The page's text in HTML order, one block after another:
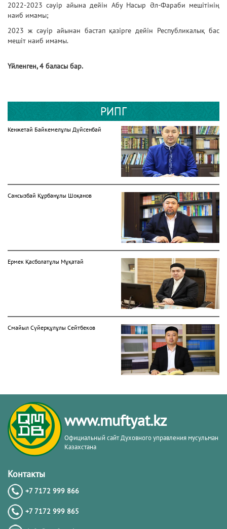
2022-2023 сәуір айына дейін Абу Насыр Әл-Фараби мешітінің
наиб имамы;
2023 ж сәуір айынан бастап қазірге дейін Республикалық бас
мешіт наиб имамы.
Үйленген, 4 баласы бар.
РИПГ
Кенжетай Байкемелұлы Дүйсенбай
Сансызбай Құрбанұлы Шоқанов
Ермек Қасболатұлы Мұқатай
Смайыл Сүйерқұлұлы Сейтбеков
Батыржан Берденұлы Мансұров
Каиргалиев Максатбек Максотович
www.muftyat.kz
Официальный сайт Духовного управления мусульман
Казахстана
Контакты
+7 7172 999 866
+7 7172 999 865